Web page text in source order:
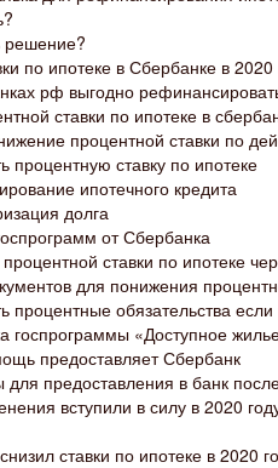
решение?
по ипотеке в Сбербанке в 2020
рф выгодно
ставки по ипотеке в
процентной ставки по
процентную ставку по ипотеке
ипотечного кредита
долга
от Сбербанка
ставки по ипотеке
для понижения
процентные обязательства
госпрограммы «Доступное
предоставляет Сбербанк
для предоставления в банк
вступили в силу в 2020
ставки по ипотеке в 2020